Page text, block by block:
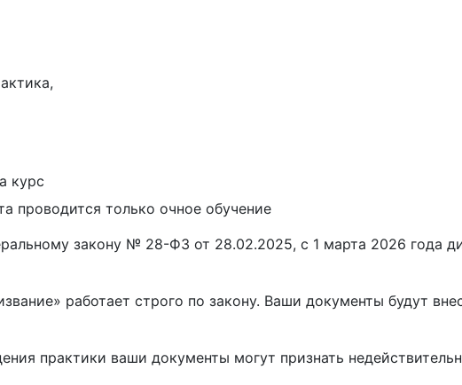
курс
проводится только очное обучение
закону № 28-ФЗ от 28.02.2025, с 1 марта 2026 года
работает строго по закону. Ваши документы будут
практики ваши документы могут признать